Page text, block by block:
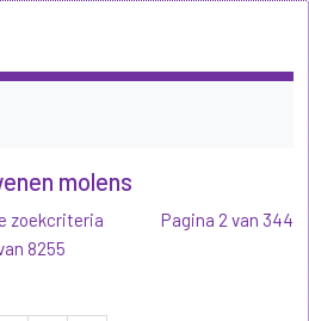
molens
zoekcriteria
8255
Pagina 2 van 344